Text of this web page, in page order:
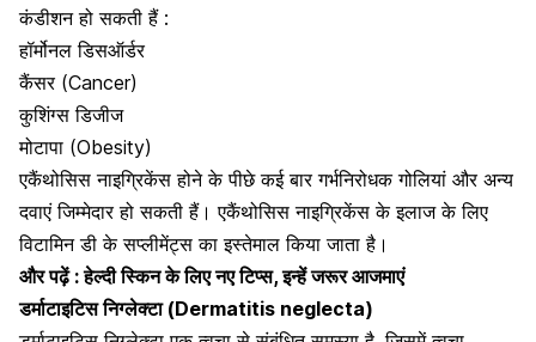
कंडीशन हो सकती हैं :
हॉर्मोनल डिसऑर्डर
कैंसर(Cancer)
कुशिंग्स डिजीज
मोटापा (Obesity)
एकैंथोसिस नाइग्रिकेंस होने के पीछे कई बार गर्भनिरोधक गोलियां और अन्य
दवाएं जिम्मेदार हो सकती हैं। एकैंथोसिस नाइग्रिकेंस के इलाज के लिए
विटामिन डी के सप्लीमेंट्स का इस्तेमाल किया जाता है।
और पढ़ें :हेल्दी स्किन के लिए नए टिप्स, इन्हें जरूर आजमाएं
डर्माटाइटिस निग्लेक्टा (Dermatitis neglecta)